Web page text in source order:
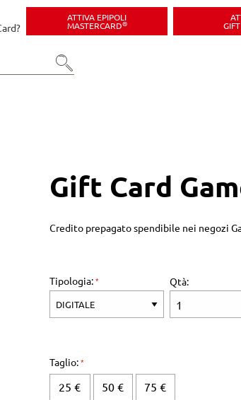
ATTIVA EPIPOLI
MASTERCARD®
Gift Card
Credito prepagato spendibile nei negozi
Tipologia:
Taglio:
25 € 50 € 75 €
Qtà: